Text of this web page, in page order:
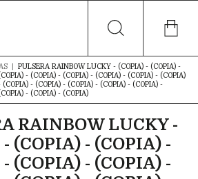
PULSERA RAINBOW LUCKY - (COPIA) - (COPIA) -
- (COPIA) - (COPIA) - (COPIA) - (COPIA) - (COPIA)
- (COPIA) - (COPIA) - (COPIA) - (COPIA) -
- (COPIA) - (COPIA)
RAINBOW LUCKY -
(COPIA) - (COPIA) -
(COPIA) - (COPIA) -